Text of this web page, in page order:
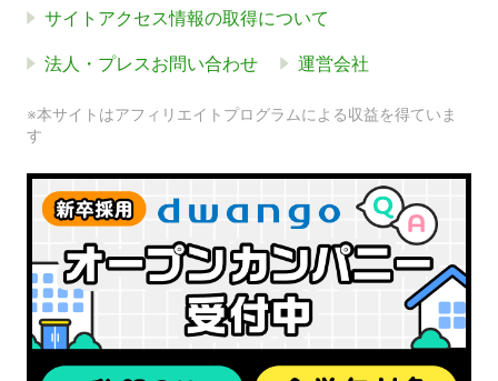
サイトアクセス情報の取得について
法人・プレスお問い合わせ 運営会社
※本サイトはアフィリエイトプログラムによる収益を得ていま
す